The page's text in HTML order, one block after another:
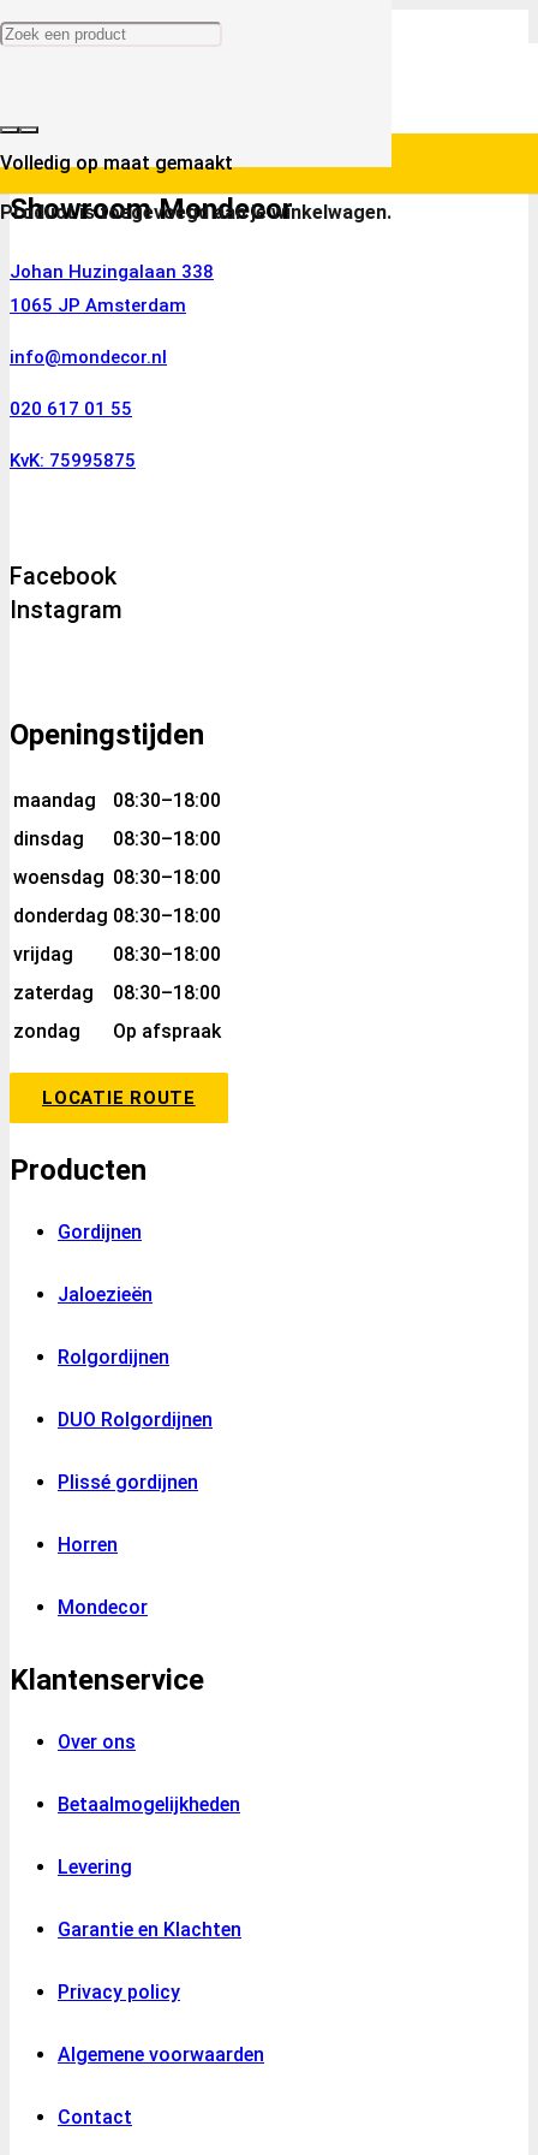
Productis toegevoegd aan je winkelwagen.
Volledig op maat gemaakt
Showroom Mondecor
Johan Huzingalaan 338
1065 JP Amsterdam
info@mondecor.nl
020 617 01 55
KvK: 75995875
Facebook
Instagram
Openingstijden
maandag
08:30–18:00
dinsdag
08:30–18:00
woensdag 08:30–18:00
donderdag 08:30–18:00
vrijdag
08:30–18:00
zaterdag
08:30–18:00
zondag
Op afspraak
LOCATIE ROUTE
Producten
Gordijnen
Jaloezieën
Rolgordijnen
DUO Rolgordijnen
Plissé gordijnen
Horren
Mondecor
Klantenservice
Over ons
Betaalmogelijkheden
Levering
Garantie en Klachten
Privacy policy
Algemene voorwaarden
Contact